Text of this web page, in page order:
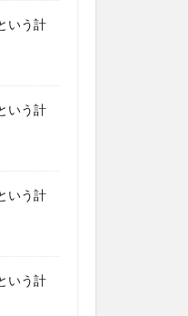
いう計
いう計
いう計
いう計